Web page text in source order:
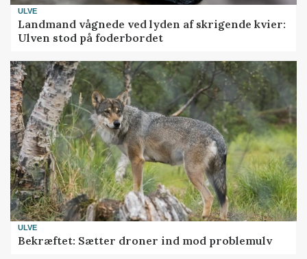
ULVE
Landmand vågnede ved lyden af skrigende kvier:
Ulven stod på foderbordet
ULVE
Bekræftet: Sætter droner ind mod problemulv